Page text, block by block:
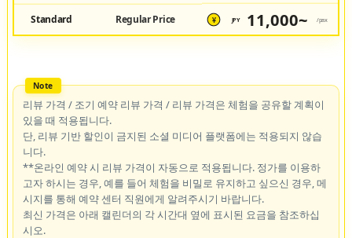
Standard Regular Price ¥ JPY 11,000~ /pax
리뷰 가격 / 조기 예약 리뷰 가격 / 리뷰 가격은 체험을 공유할 계획이
있을 때 적용됩니다.
단, 리뷰 기반 할인이 금지된 소셜 미디어 플랫폼에는 적용되지 않습
니다.
**온라인 예약 시 리뷰 가격이 자동으로 적용됩니다. 정가를 이용하
고자 하시는 경우, 예를 들어 체험을 비밀로 유지하고 싶으신 경우, 메
시지를 통해 예약 센터 직원에게 알려주시기 바랍니다.
최신 가격은 아래 캘린더의 각 시간대 옆에 표시된 요금을 참조하십
시오.